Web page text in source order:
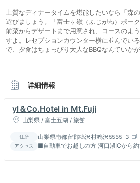
上質なディナータイムを堪能したいなら「森
選びましょう。「富士ヶ嶺（ふじがね）ポー
前菜からデザートまで用意され、コースのよ
すよ。レセプションカウンター横に並んでい
で、夕食はちょっぴり大人なBBQなんていかが
詳細情報
yl＆Co.Hotel in Mt.Fuji
山梨県 / 富士五湖 / 旅館
住所 山梨県南都留郡鳴沢村鳴沢5555-3
アクセス
■自動車でお越しの方 河口湖ICから